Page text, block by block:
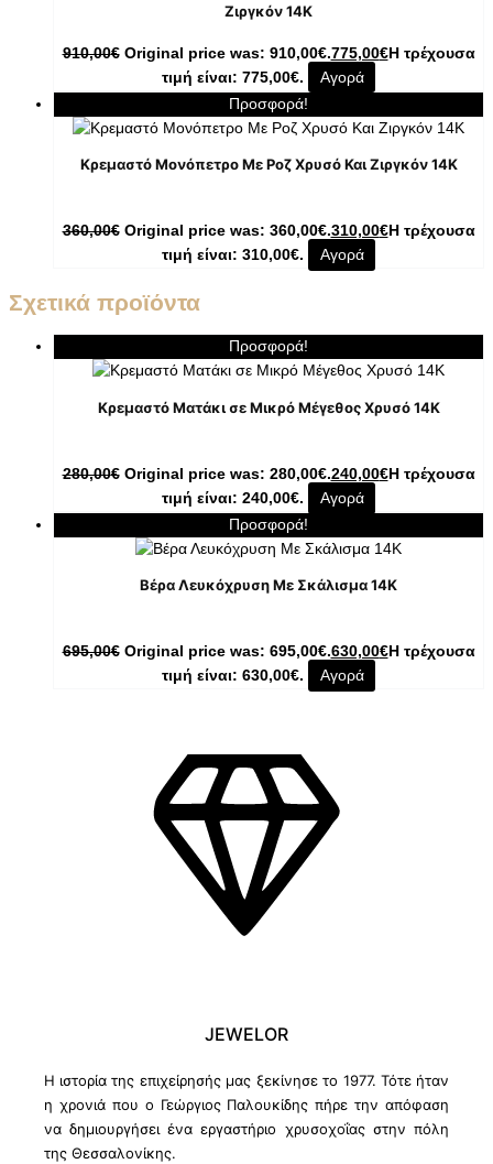
Ζιργκόν 14K
910,00€ Original price was: 910,00€.775,00€Η τρέχουσα
τιμή είναι: 775,00€.
Αγορά
Προσφορά!
Κρεμαστό Μονόπετρο Με Ροζ Χρυσό Και Ζιργκόν 14K
360,00€ Original price was: 360,00€.310,00€Η τρέχουσα
τιμή είναι: 310,00€.
Αγορά
Σχετικά προϊόντα
Προσφορά!
Κρεμαστό Ματάκι σε Μικρό Μέγεθος Χρυσό 14K
280,00€ Original price was: 280,00€.240,00€Η τρέχουσα
τιμή είναι: 240,00€.
Αγορά
Προσφορά!
Βέρα Λευκόχρυση Με Σκάλισμα 14Κ
695,00€ Original price was: 695,00€.630,00€Η τρέχουσα
τιμή είναι: 630,00€.
Αγορά
JEWELOR
Η ιστορία της επιχείρησής μας ξεκίνησε το 1977. Τότε ήταν
η χρονιά που ο Γεώργιος Παλουκίδης πήρε την απόφαση
να δημιουργήσει ένα εργαστήριο χρυσοχοΐας στην πόλη
της Θεσσαλονίκης.